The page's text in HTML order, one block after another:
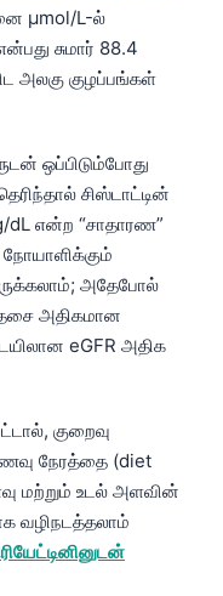
µmol/L-ல்
சுமார் 88.4
அலகு குழப்பங்கள்
ஒப்பிடும்போது
சிஸ்டாட்டின்
dL என்ற “சாதாரண”
அதேபோல்
அதிகமான
eGFR அதிக
குறைவு
நேரத்தை (diet
மற்றும் உடல் அளவின்
வழிநடத்தலாம்